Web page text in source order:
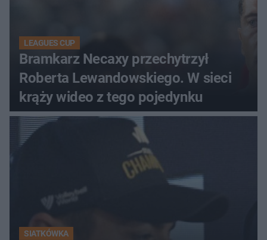
LEAGUES CUP
Bramkarz Necaxy przechytrzył
Roberta Lewandowskiego. W sieci
krąży wideo z tego pojedynku
SIATKÓWKA